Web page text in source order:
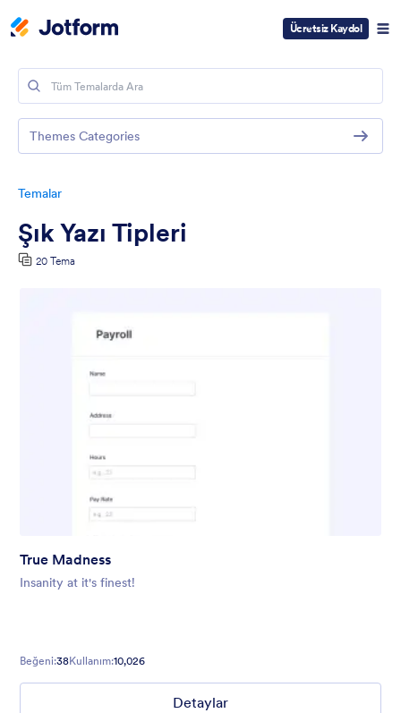
Ücretsiz Kaydol
Temalar
Şık Yazı Tipleri
20 Tema
True Madness
Insanity at it's finest!
Beğeni:38Kullanım:10,026
Detaylar
Themes Categories